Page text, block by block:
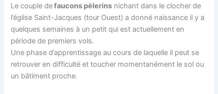
Le couple defaucons pèlerins nichant dans le clocher de
l’église Saint-Jacques (tour Ouest) a donné naissance il y a
quelques semaines à un petit qui est actuellement en
période de premiers vols.
Une phase d’apprentissage au cours de laquelle il peut se
retrouver en difficulté et toucher momentanément le sol ou
un bâtiment proche.